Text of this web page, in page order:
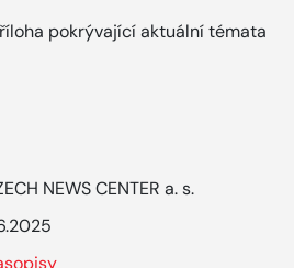
pokrývající aktuální témata
NEWS CENTER a. s.